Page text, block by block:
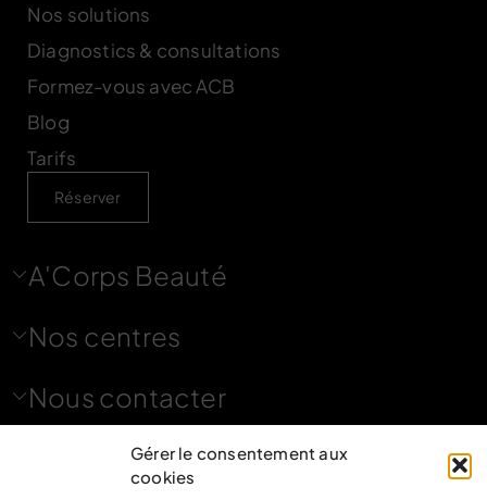
Gérer le consentement aux
cookies
Nos solutions
Diagnostics & consultations
Formez-vous avec ACB
Blog
Tarifs
Réserver
A'Corps Beauté
Nos centres
Nous contacter
Nous suivre